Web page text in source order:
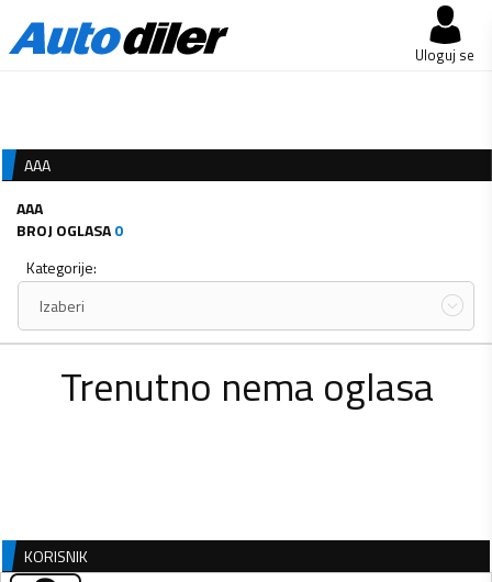
Uloguj se
AAA
AAA
BROJ OGLASA0
Kategorije:
Izaberi
Trenutno nema oglasa
KORISNIK